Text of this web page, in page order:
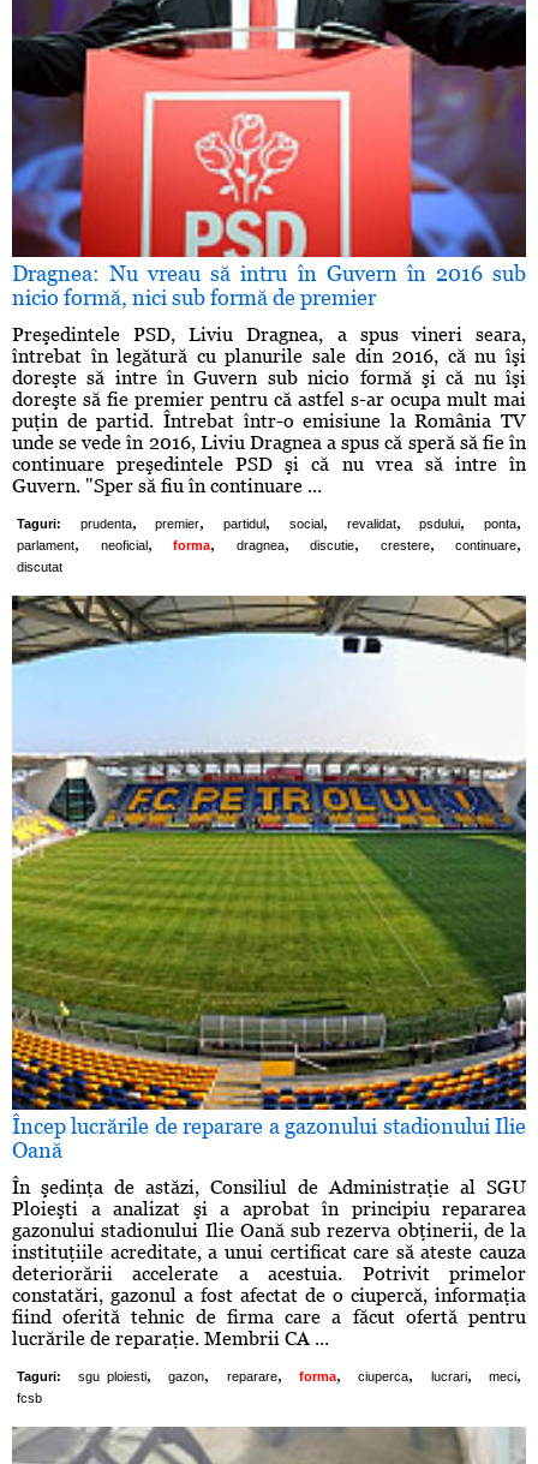
Dragnea: Nu vreau să intru în Guvern în 2016 sub
nicio formă, nici sub formă de premier
Preşedintele PSD, Liviu Dragnea, a spus vineri seara,
întrebat în legătură cu planurile sale din 2016, că nu îşi
doreşte să intre în Guvern sub nicio formă şi că nu îşi
doreşte să fie premier pentru că astfel s-ar ocupa mult mai
puţin de partid. Întrebat într-o emisiune la România TV
unde se vede în 2016, Liviu Dragnea a spus că speră să fie în
continuare preşedintele PSD şi că nu vrea să intre în
Guvern. "Sper să fiu în continuare ...
Taguri: prudenta, premier, partidul , social, revalidat, psdului, ponta,
parlament, neoficial, forma, dragnea, discutie, crestere, continuare,
discutat
Încep lucrările de reparare a gazonului stadionului Ilie
Oană
În şedinţa de astăzi, Consiliul de Administraţie al SGU
Ploieşti a analizat şi a aprobat în principiu repararea
gazonului stadionului Ilie Oană sub rezerva obţinerii, de la
instituţiile acreditate, a unui certificat care să ateste cauza
deteriorării accelerate a acestuia. Potrivit primelor
constatări, gazonul a fost afectat de o ciupercă, informaţia
fiind oferită tehnic de firma care a făcut ofertă pentru
lucrările de reparaţie. Membrii CA ...
Taguri: sgu ploiesti, gazon, reparare, forma, ciuperca, lucrari, meci,
fcsb